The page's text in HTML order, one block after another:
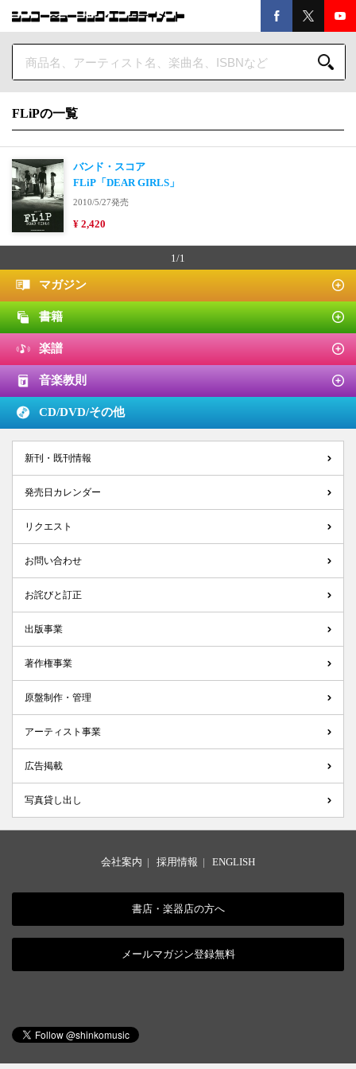
FLiPの一覧
バンド・スコア
FLiP「DEAR GIRLS」
2010/5/27発売
¥ 2,420
1/1
マガジン
書籍
楽譜
音楽教則
CD/DVD/その他
新刊・既刊情報
発売日カレンダー
リクエスト
お問い合わせ
お詫びと訂正
出版事業
著作権事業
原盤制作・管理
アーティスト事業
広告掲載
写真貸し出し
会社案内 | 採用情報 | ENGLISH
書店・楽器店の方へ
メールマガジン登録無料